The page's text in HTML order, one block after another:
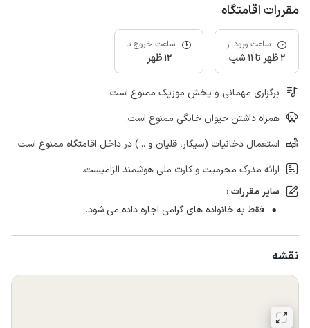
مقررات اقامتگاه
ساعت ورود از
2 ظهر تا 11 شب
ساعت خروج تا
12 ظهر
برگزاری مهمانی و پخش موزیک ممنوع است.
همراه داشتن حیوان خانگی ممنوع است.
استعمال دخانیات (سیگار، قلیان و ...) در داخل اقامتگاه ممنوع است.
ارائه مدرک محرمیت و کارت ملی هوشمند الزامیست.
سایر مقررات :
فقط به خانواده های گرامی اجاره داده می شود.
نقشه